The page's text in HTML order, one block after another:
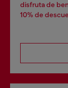
disfruta de
10% de